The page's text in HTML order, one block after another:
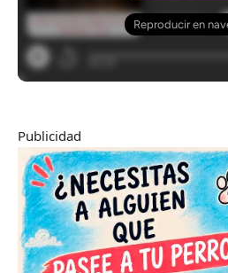
Publicidad